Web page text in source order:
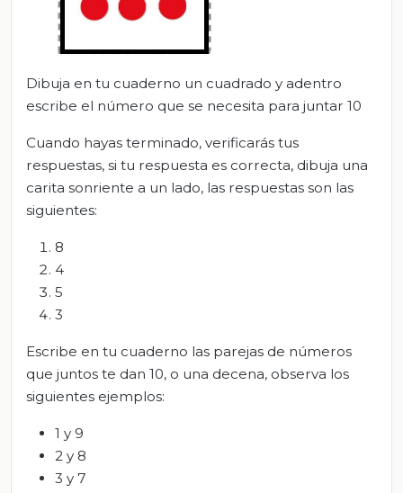
Dibuja en tu cuaderno un cuadrado y adentro
escribe el número que se necesita para juntar 10
Cuando hayas terminado, verificarás tus
respuestas, si tu respuesta es correcta, dibuja una
carita sonriente a un lado, las respuestas son las
siguientes:
8
4
5
3
Escribe en tu cuaderno las parejas de números
que juntos te dan 10, o una decena, observa los
siguientes ejemplos:
1 y 9
2 y 8
3 y 7